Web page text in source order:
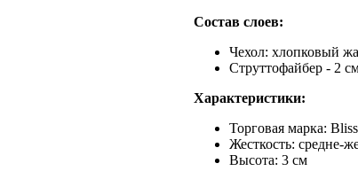
Состав слоев:
Чехол: хлопковый
Струттофайбер - 2
Характеристики:
Торговая марка:
Жесткость: средне-
Высота: 3 см